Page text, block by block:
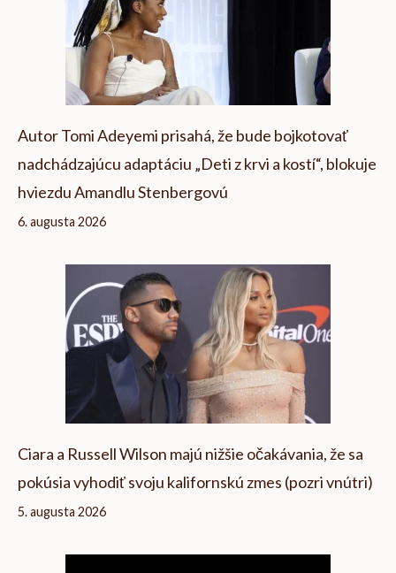
Autor Tomi Adeyemi prisahá, že bude bojkotovať
nadchádzajúcu adaptáciu „Deti z krvi a kostí“, blokuje
hviezdu Amandlu Stenbergovú
6. augusta 2026
Ciara a Russell Wilson majú nižšie očakávania, že sa
pokúsia vyhodiť svoju kalifornskú zmes (pozri vnútri)
5. augusta 2026